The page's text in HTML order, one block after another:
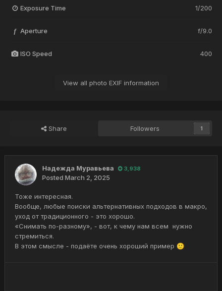
Exposure Time 1/200
f Aperture f/9.0
ISO Speed 400
View all photo EXIF information
Share Followers 1
Надежда Муравьева 3,938
Posted March 2, 2025
Тоже интересная.
Вообще, любые поиски альтернативных подходов в макро,
уход от традиционного - это хорошо.
«Снимать по-разному», - вот, к чему нам всем нужно
стремиться.
В этом смысле - подаёте очень хороший пример 🙂